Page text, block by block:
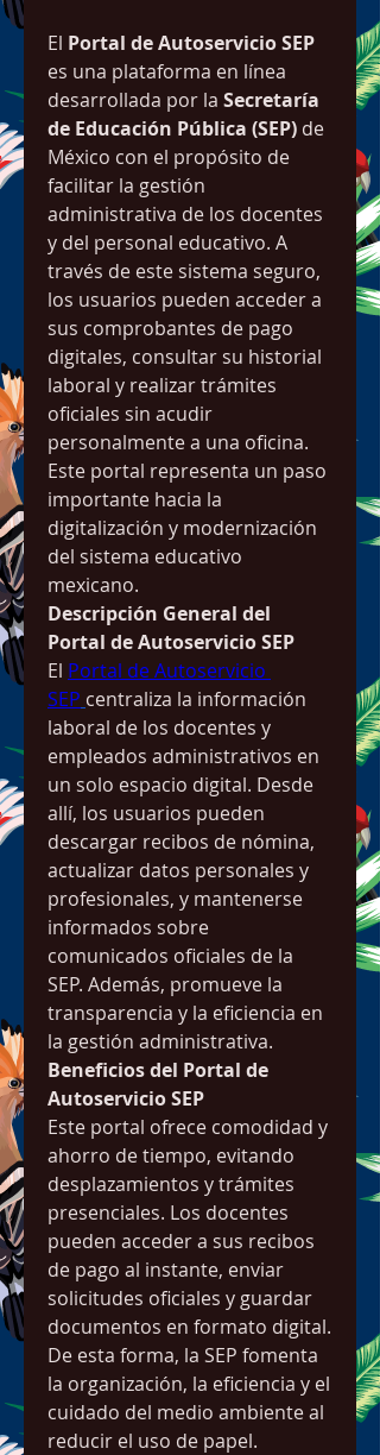
El Portal de Autoservicio SEP
es una plataforma en línea
desarrollada por la Secretaría
de Educación Pública (SEP) de
México con el propósito de
facilitar la gestión
administrativa de los docentes
y del personal educativo. A
través de este sistema seguro,
los usuarios pueden acceder a
sus comprobantes de pago
digitales, consultar su historial
laboral y realizar trámites
oficiales sin acudir
personalmente a una oficina.
Este portal representa un paso
importante hacia la
digitalización y modernización
del sistema educativo
mexicano.
Descripción General del
Portal de Autoservicio SEP
El Portal de Autoservicio
SEP centraliza la información
laboral de los docentes y
empleados administrativos en
un solo espacio digital. Desde
allí, los usuarios pueden
descargar recibos de nómina,
actualizar datos personales y
profesionales, y mantenerse
informados sobre
comunicados oficiales de la
SEP. Además, promueve la
transparencia y la eficiencia en
la gestión administrativa.
Beneficios del Portal de
Autoservicio SEP
Este portal ofrece comodidad y
ahorro de tiempo, evitando
desplazamientos y trámites
presenciales. Los docentes
pueden acceder a sus recibos
de pago al instante, enviar
solicitudes oficiales y guardar
documentos en formato digital.
De esta forma, la SEP fomenta
la organización, la eficiencia y el
cuidado del medio ambiente al
reducir el uso de papel.